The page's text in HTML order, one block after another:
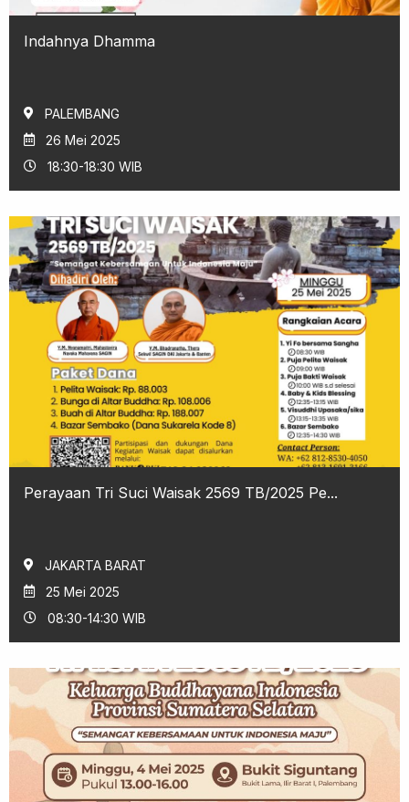
Indahnya Dhamma
PALEMBANG
26 Mei 2025
18:30-18:30 WIB
Perayaan Tri Suci Waisak 2569 TB/2025 Pe...
JAKARTA BARAT
25 Mei 2025
08:30-14:30 WIB